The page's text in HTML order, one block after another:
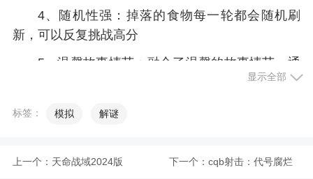
4、随机性强：掉落的食物每一轮都会随机刷
新，可以反复挑战高分
5、温馨故事情节：融合了温馨的故事情节，通
过与狗狗互动，为玩家带来无限的感动和欢乐
小编评价
1、修狗的食堂手游玩法简单，让，玩家在游戏
显示全部
标签： 模拟 解谜
上一个： 天命战域2024版 下一个： cqb射击：代号腐烂